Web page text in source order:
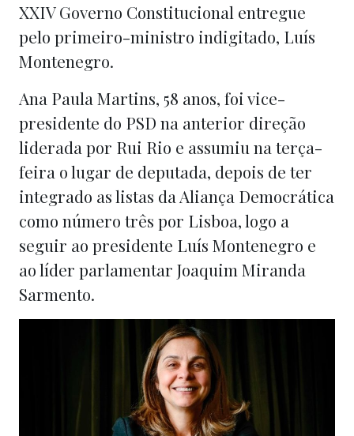
XXIV Governo Constitucional entregue
pelo primeiro-ministro indigitado, Luís
Montenegro.
Ana Paula Martins, 58 anos, foi vice-
presidente do PSD na anterior direção
liderada por Rui Rio e assumiu na terça-
feira o lugar de deputada, depois de ter
integrado as listas da Aliança Democrática
como número três por Lisboa, logo a
seguir ao presidente Luís Montenegro e
ao líder parlamentar Joaquim Miranda
Sarmento.